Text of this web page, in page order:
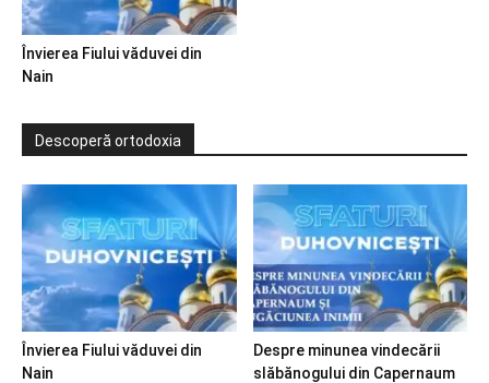
Învierea Fiului văduvei din
Nain
Descoperă ortodoxia
Învierea Fiului văduvei din
Nain
Despre minunea vindecării
slăbănogului din Capernaum